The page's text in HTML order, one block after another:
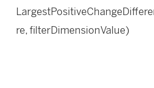
re, filterDimensionValue)